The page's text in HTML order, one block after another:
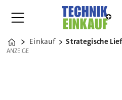
Home
Einkauf
ANZEIGE
ANZEIGE